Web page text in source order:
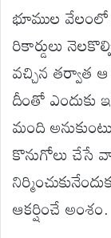
భూముల
రికార్డులు
వచ్చిన తర్వాత ఆ
దీంతో ఎందుకు
మంది
కొనుగోలు చేసే
ఆకర్షించే అంశం.